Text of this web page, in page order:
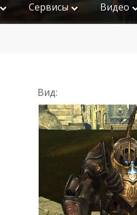
Сервисы Видео
Вид: